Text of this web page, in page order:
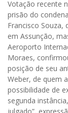
Votação recente
prisão do
Francisco Souza,
em Assunção,
Aeroporto
Moraes,
posição de seu
Weber, de quem
possibilidade de
segunda